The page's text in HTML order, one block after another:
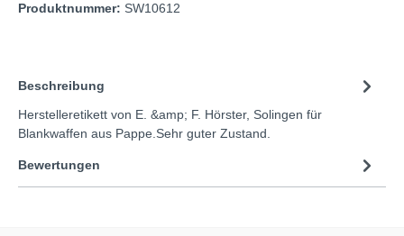
Produktnummer: SW10612
Beschreibung
Herstelleretikett von E. &amp; F. Hörster, Solingen für
Blankwaffen aus Pappe.Sehr guter Zustand.
Bewertungen